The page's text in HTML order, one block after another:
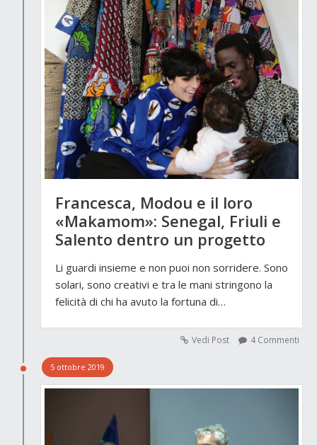
Francesca, Modou e il loro
«Makamom»: Senegal, Friuli e
Salento dentro un progetto
Li guardi insieme e non puoi non sorridere. Sono
solari, sono creativi e tra le mani stringono la
felicità di chi ha avuto la fortuna di…
Vedi Post 4 Commenti
5 ottobre 2019